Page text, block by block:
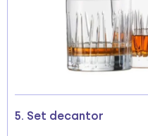
5. Set decantor